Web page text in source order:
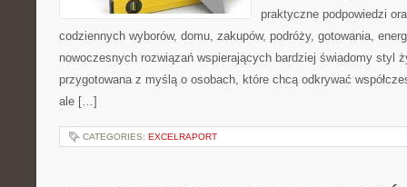
praktyczne podpowiedzi
codziennych wyborów, domu, zakupów, podróży, gotowania,
nowoczesnych rozwiązań wspierających bardziej świadomy styl
przygotowana z myślą o osobach, które chcą odkrywać
ale […]
CATEGORIES: EXCELRAPORT